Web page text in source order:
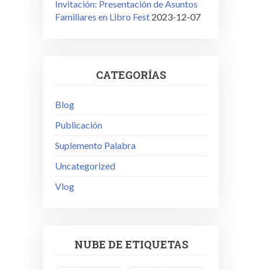
Invitación: Presentación de Asuntos
Familiares en Libro Fest 2023-12-07
CATEGORÍAS
Blog
Publicación
Suplemento Palabra
Uncategorized
Vlog
NUBE DE ETIQUETAS